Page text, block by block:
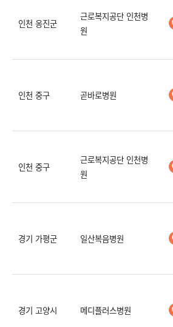
인천 옹진군
근로복지공단 인천병
원
인천 중구 곧바로병원
인천 중구
근로복지공단 인천병
원
경기 가평군 일산복음병원
경기 고양시 메디플러스병원